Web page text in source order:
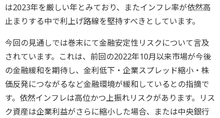
は2023年を厳しい年とみており、またインフレ率が依然高
止まりする中で利上げ路線を堅持すべきとしています。
今回の見通しでは巻末にて金融安定性リスクについて言及
されています。これは、前回の2022年10月以来市場が今後
の金融緩和を期待し、金利低下・企業スプレッド縮小・株
価反発につながるなど金融環境が緩和しているとの指摘で
す。依然インフレは高位かつ上振れリスクがあります。リス
ク資産は企業利益がさらに縮小した場合、または中央銀行